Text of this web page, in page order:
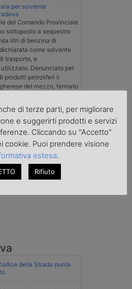
per solvente
del Comando Provinciale
sottoposto a sequestro
litri di benzina di
come solvente
trasporto, e
Denunciato per
prodotti petroliferi il
del mezzo, fermato
della Strada punta
di terze parti, per migliorare
e suggerirti prodotti e servizi
Cliccando su "Accetto"
cookie. Puoi prendere visione
estesa.
Rifiuto